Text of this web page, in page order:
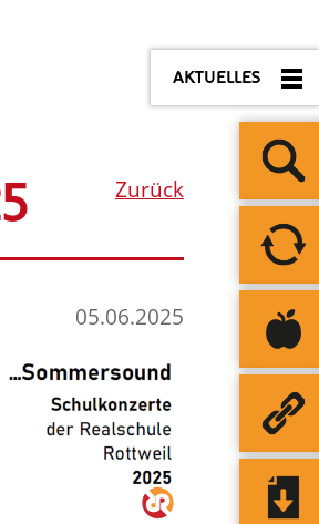
AKTUELLES
Zurück
05.06.2025